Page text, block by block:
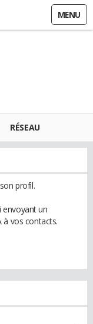
MENU
RÉSEAU
profil.
envoyant un
à vos contacts.